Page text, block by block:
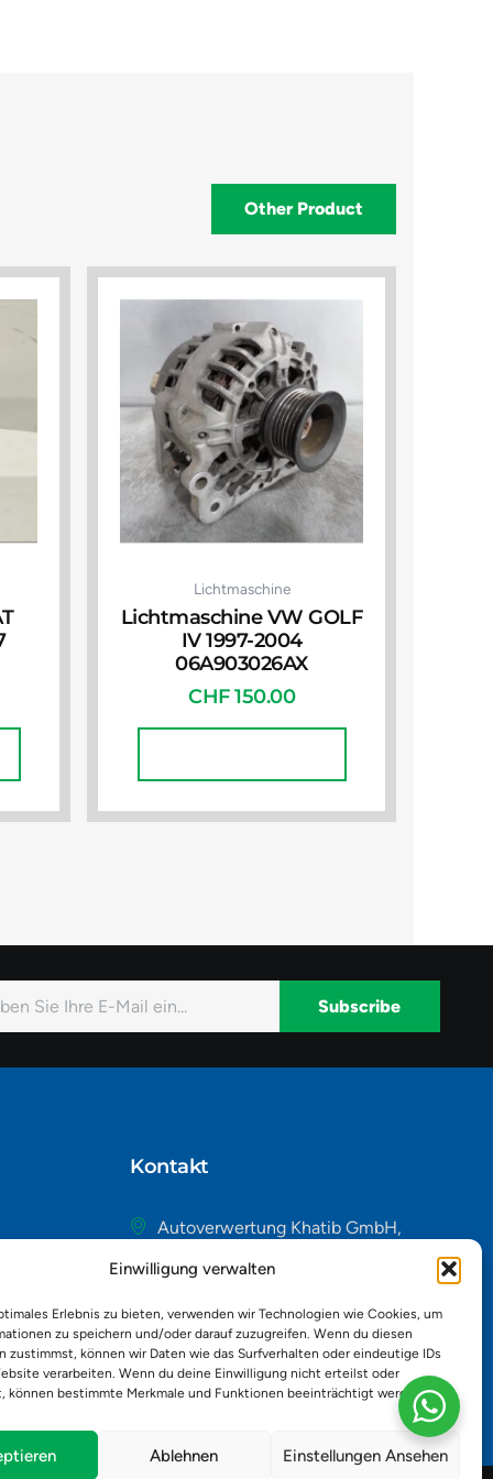
Einwilligung verwalten
Erlebnis zu bieten, verwenden wir Technologien wie Cookies, um
zu speichern und/oder darauf zuzugreifen. Wenn du diesen
zustimmst, können wir Daten wie das Surfverhalten oder eindeutige IDs
verarbeiten. Wenn du deine Einwilligung nicht erteilst oder
können bestimmte Merkmale und Funktionen beeinträchtigt werden.
Ablehnen Einstellungen Ansehen
Other Product
Lichtmaschine
Lichtmaschine VW GOLF
IV 1997-2004
06A903026AX
CHF150.00
Subscribe
Kontakt
Autoverwertung Khatib GmbH,
Schweiz
admin@autobuchs.ch
043 243 50 30